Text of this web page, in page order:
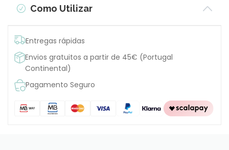
Como Utilizar
Entregas rápidas
Envios gratuitos a partir de 45€ (Portugal
Continental)
Pagamento Seguro